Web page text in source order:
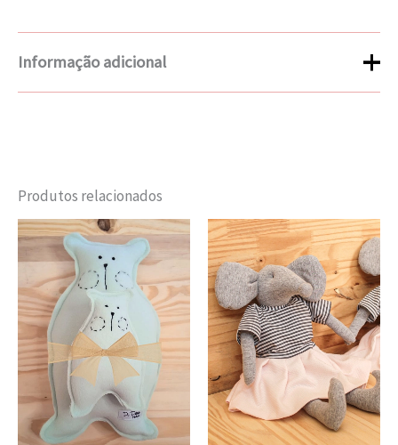
Informação adicional
Composition
anti-alérgica, Tecido 100%
algodão
Color Cinza, Preto
Laundry
Instructions
NÃO usar máquina secadora,
Produto lavável à mão, Secar
à sombra
Dimensions Gato de Botas: 45X33 cm
Produtos relacionados